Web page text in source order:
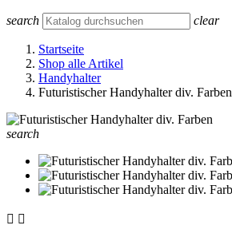
search clear
Startseite
Shop alle Artikel
Handyhalter
Futuristischer Handyhalter div. Farben
search
 